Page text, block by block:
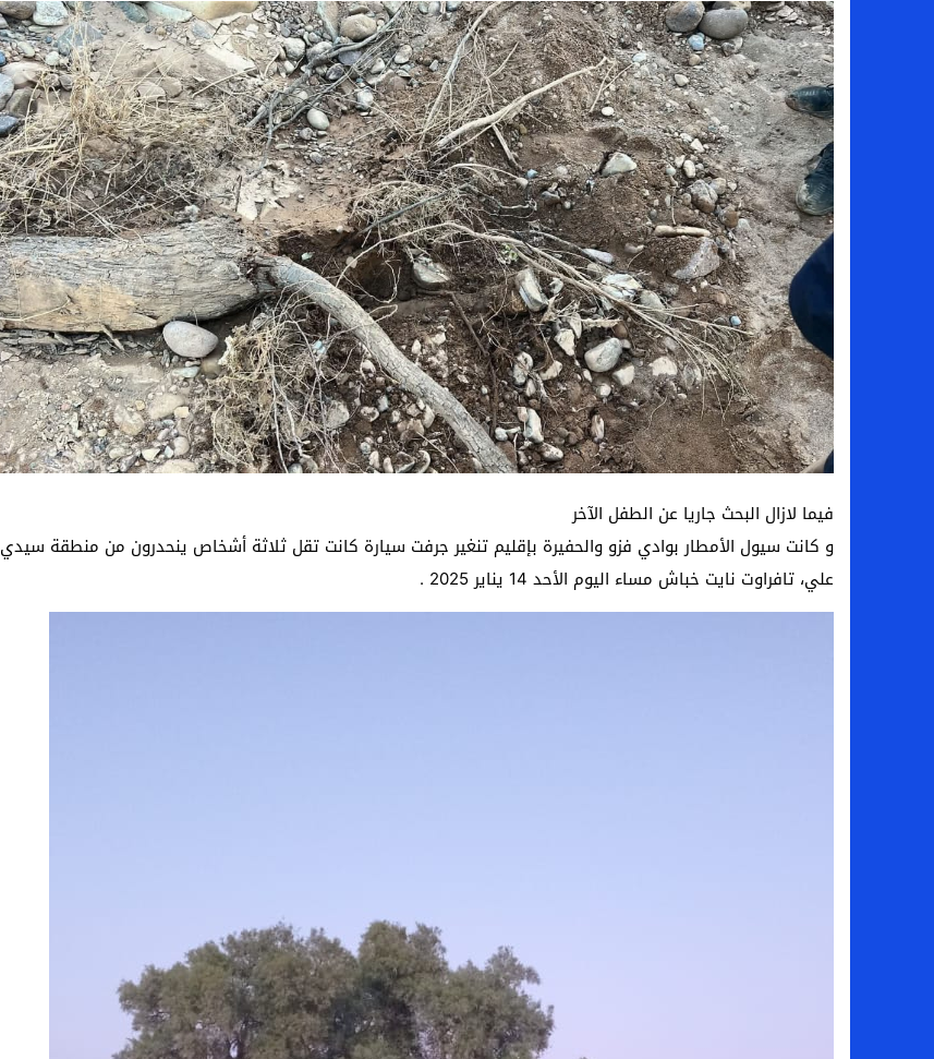
فيما لازال البحث جاريا عن الطفل الآخر
و كانت سيول الأمطار بوادي فزو والحفيرة بإقليم تنغير جرفت سيارة كانت تقل ثلاثة أشخاص ينحدرون من منطقة سيدي
علي، تافراوت نايت خباش مساء اليوم الأحد 14 يناير 2025 .